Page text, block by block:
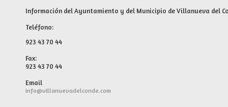
Información del Ayuntamiento y del Municipio de Villanueva del
Teléfono:
923 43 70 44
Fax:
923 43 70 44
Email
info@villanuevadelconde.com